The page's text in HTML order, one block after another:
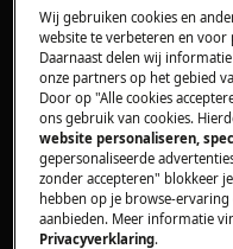
Het is
geluid
droger. Dit
het draaien
warmtepomp.
metaalachtig
knopen of
contact
Wij gebruiken cookies en
website te verbeteren en
Daarnaast delen wij
onze partners op het gebied
Door op "Alle cookies
ons gebruik van cookies.
website personaliseren,
gepersonaliseerde
zonder accepteren" blokkeer
hebben op je browse-
aanbieden. Meer informatie
Privacyverklaring.